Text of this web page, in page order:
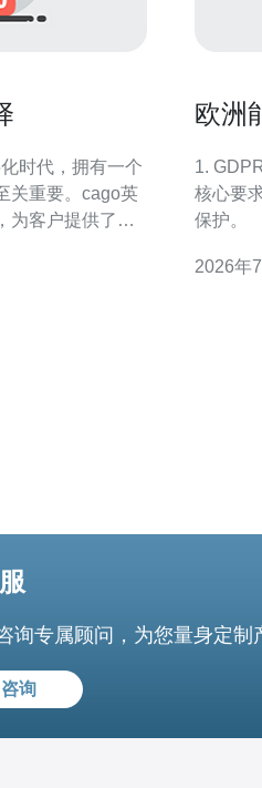
关重要。cago英
为客户提供了稳
欧洲
1.
核心要
保护。
（3）必
2026年
询专属顾问，为您量身定制
询